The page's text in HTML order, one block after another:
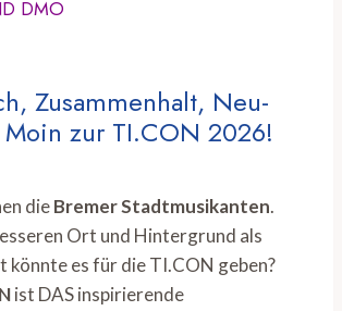
DMO
Zusammenhalt, Neu-
zur TI.CON 2026!
dieBremer Stadtmusikanten.
Ort und Hintergrund als
könnte es für die TI.CON geben?
ist DAS inspirierende